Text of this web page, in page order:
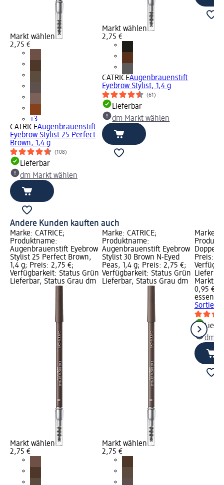
Markt wählen
2,75 €
+3
CATRICEAugenbrauenstift
Eyebrow Stylist 25 Perfect
Brown, 1,4 g
(108)
Lieferbar
dm Markt wählen
Markt wählen
2,75 €
CATRICEAugenbrauenstift
Eyebrow Stylist, 1,4 g
(61)
Lieferbar
dm Markt wählen
Andere Kunden kauften auch
Marke: CATRICE;
Produktname:
Augenbrauenstift Eyebrow
Stylist 25 Perfect Brown,
1,4 g; Preis: 2,75 €;
Verfügbarkeit: Status Grün
Lieferbar, Status Grau dm
Markt wählen
2,75 €
Marke: CATRICE;
Produktname:
Augenbrauenstift Eyebrow
Stylist 30 Brown N-Eyed
Peas, 1,4 g; Preis: 2,75 €;
Verfügbarkeit: Status Grün
Lieferbar, Status Grau dm
Markt wählen
2,75 €
Marke:
Preis:
Markt
0,95 €
essence
Sortiert,
dm